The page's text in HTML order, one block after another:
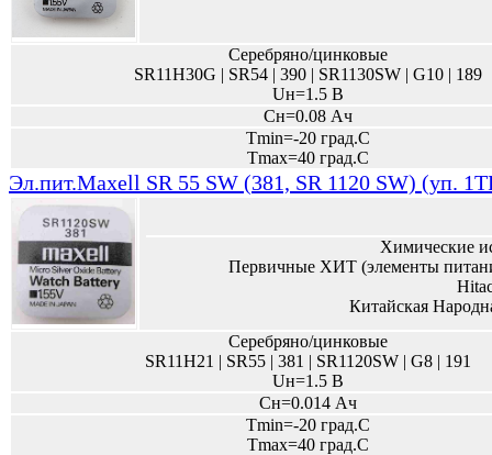
Серебряно/цинковые
SR11H30G | SR54 | 390 | SR1130SW | G10 | 189
Uн=1.5 В
Сн=0.08 Ач
Tmin=-20 град.С
Tmax=40 град.С
Эл.пит.Maxell SR 55 SW (381, SR 1120 SW) (уп.
Химические
Первичные ХИТ (элементы
Китайская
Серебряно/цинковые
SR11H21 | SR55 | 381 | SR1120SW | G8 | 191
Uн=1.5 В
Сн=0.014 Ач
Tmin=-20 град.С
Tmax=40 град.С